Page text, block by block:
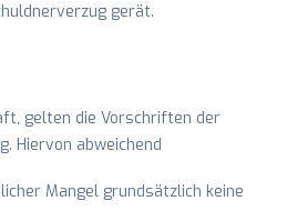
gerät.
gelten die Vorschriften der
Hiervon abweichend
Mangel grundsätzlich keine